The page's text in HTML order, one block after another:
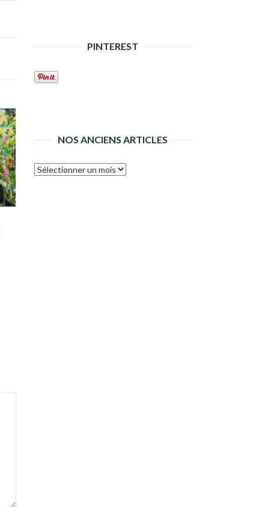
PINTEREST
NOS ANCIENS ARTICLES
Nos